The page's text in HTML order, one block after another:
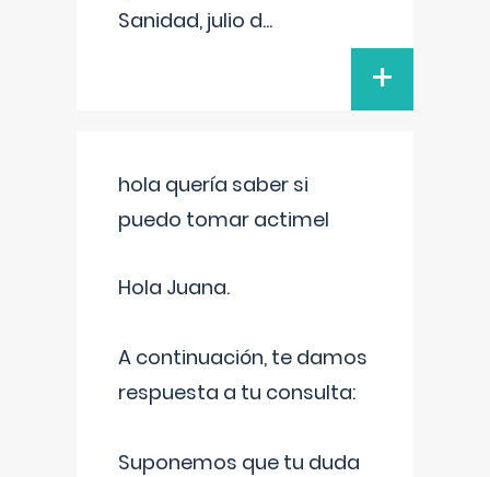
Sanidad, julio d...
+
hola quería saber si
puedo tomar actimel
Hola Juana.
A continuación, te damos
respuesta a tu consulta:
Suponemos que tu duda